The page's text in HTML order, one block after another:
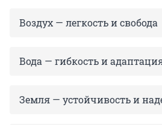
Воздух — легкость и свобода
Вода — гибкость и
Земля — устойчивость и